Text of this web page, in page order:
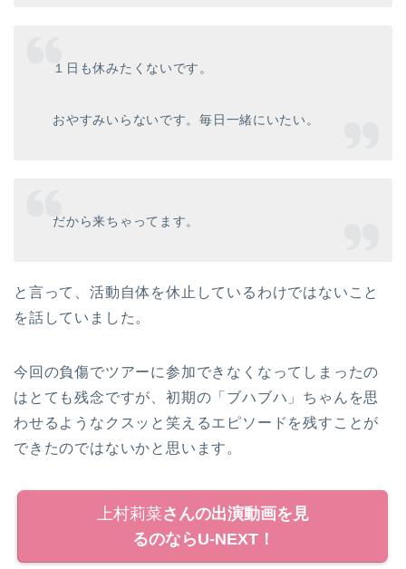
１日も休みたくないです。
おやすみいらないです。毎日一緒にいたい。
だから来ちゃってます。
と言って、活動自体を休止しているわけではないこと
を話していました。
今回の負傷でツアーに参加できなくなってしまったの
はとても残念ですが、初期の「ブハブハ」ちゃんを思
わせるようなクスッと笑えるエピソードを残すことが
できたのではないかと思います。
上村莉菜さんの出演動画を見
るのならU-NEXT！